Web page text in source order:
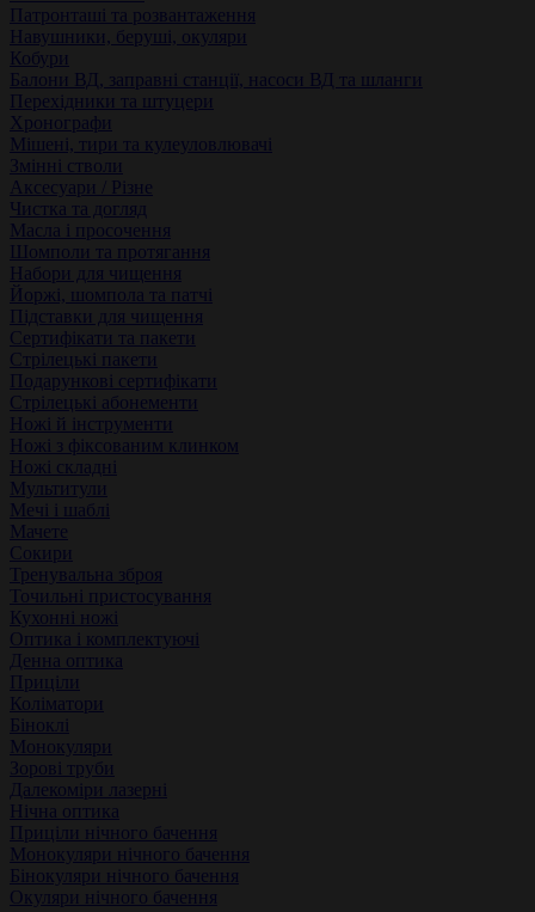
Патронташі та розвантаження
Навушники, беруші, окуляри
Кобури
Балони ВД, заправні станції, насоси ВД та шланги
Перехідники та штуцери
Хронографи
Мішені, тири та кулеуловлювачі
Змінні стволи
Аксесуари / Різне
Чистка та догляд
Масла і просочення
Шомполи та протягання
Набори для чищення
Йоржі, шомпола та патчі
Підставки для чищення
Сертифікати та пакети
Стрілецькі пакети
Подарункові сертифікати
Стрілецькі абонементи
Ножі й інструменти
Ножі з фіксованим клинком
Ножі складні
Мультитули
Мечі і шаблі
Мачете
Сокири
Тренувальна зброя
Точильні пристосування
Кухонні ножі
Оптика і комплектуючі
Денна оптика
Приціли
Коліматори
Біноклі
Монокуляри
Зорові труби
Далекоміри лазерні
Нічна оптика
Приціли нічного бачення
Монокуляри нічного бачення
Бінокуляри нічного бачення
Окуляри нічного бачення